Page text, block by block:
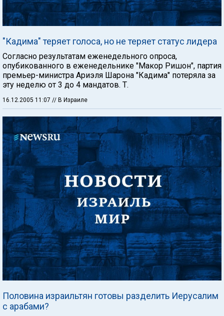
"Кадима" теряет голоса, но не теряет статус лидера
Согласно результатам еженедельного опроса,
опубикованного в еженедельнике "Макор Ришон", партия
премьер-министра Ариэля Шарона "Кадима" потеряла за
эту неделю от 3 до 4 мандатов. Т.
16.12.2005 11:07 // В Израиле
Половина израильтян готовы разделить Иерусалим
с арабами?